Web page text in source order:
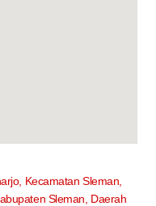
Kecamatan Sleman,
Sleman, Daerah